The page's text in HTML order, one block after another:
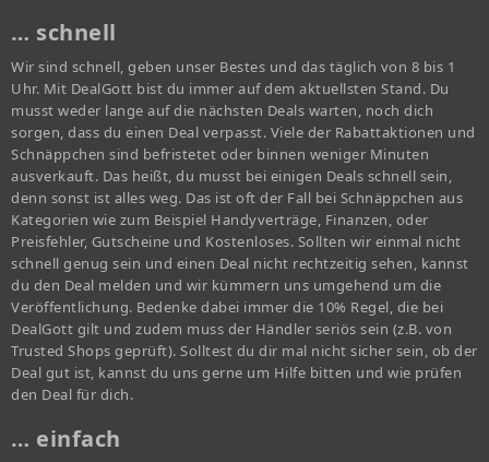
… schnell
Wir sind schnell, geben unser Bestes und das täglich von 8 bis 1
Uhr. Mit DealGott bist du immer auf dem aktuellsten Stand. Du
musst weder lange auf die nächsten Deals warten, noch dich
sorgen, dass du einen Deal verpasst. Viele der Rabattaktionen und
Schnäppchen sind befristetet oder binnen weniger Minuten
ausverkauft. Das heißt, du musst bei einigen Deals schnell sein,
denn sonst ist alles weg. Das ist oft der Fall bei Schnäppchen aus
Kategorien wie zum Beispiel Handyverträge, Finanzen, oder
Preisfehler, Gutscheine und Kostenloses. Sollten wir einmal nicht
schnell genug sein und einen Deal nicht rechtzeitig sehen, kannst
du den Deal melden und wir kümmern uns umgehend um die
Veröffentlichung. Bedenke dabei immer die 10% Regel, die bei
DealGott gilt und zudem muss der Händler seriös sein (z.B. von
Trusted Shops geprüft). Solltest du dir mal nicht sicher sein, ob der
Deal gut ist, kannst du uns gerne um Hilfe bitten und wie prüfen
den Deal für dich.
… einfach